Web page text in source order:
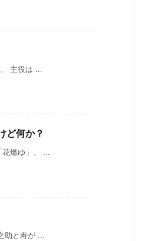
主役は ...
ど何か？
花燃ゆ」。 ...
助と寿が ...